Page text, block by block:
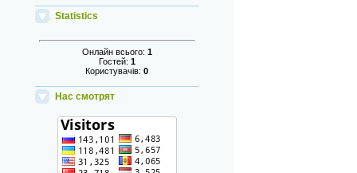
Statistics
Онлайн всього: 1
Гостей: 1
Користувачів:0
Нас смотрят